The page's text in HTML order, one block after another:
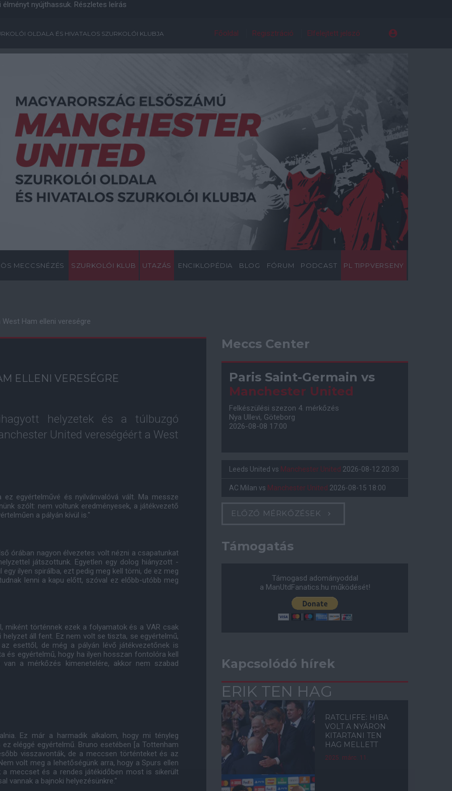
nyújthassuk. Részletes leírás
OLDALA ÉS HIVATALOS SZURKOLÓI KLUBJA Főoldal Regisztráció Elfelejtett jelszó
MECCSNÉZÉS SZURKOLÓI KLUB UTAZÁS ENCIKLOPÉDIA BLOG FÓRUM PODCAST PL TIPPVERSENY
Ham elleni vereségre
ELLENI VERESÉGRE
helyzetek és a túlbuzgó
United vereségéért a West
egyértelművé és nyilvánvalóvá vált. Ma messze
szólt: nem voltunk eredményesek, a játékvezető
a pályán kívül is."
órában nagyon élvezetes volt nézni a csapatunkat
játszottunk. Egyetlen egy dolog hiányzott -
ilyen spirálba, ezt pedig meg kell törni, de ez meg
lenni a kapu előtt, szóval ez előbb-utóbb meg
miként történnek ezek a folyamatok és a VAR csak
áll fent. Ez nem volt se tiszta, se egyértelmű,
esettől, de még a pályán lévő játékvezetőnek is
és egyértelmű, hogy ha ilyen hosszan fontolóra kell
a mérkőzés kimenetelére, akkor nem szabad
Ez már a harmadik alkalom, hogy mi tényleg
eléggé egyértelmű. Bruno esetében [a Tottenham
visszavonták, de a meccsen történteket és az
volt meg a lehetőségünk arra, hogy a Spurs ellen
meccset és a rendes játékidőben most is sikerült
vannak a bajnoki helyezésünkre."
Meccs Center
Paris Saint-Germain vs
Manchester United
Felkészülési szezon 4. mérkőzés
Nya Ullevi, Göteborg
2026-08-08 17:00
Leeds United vs Manchester United 2026-08-12 20:30
AC Milan vs Manchester United 2026-08-15 18:00
ELŐZŐ MÉRKŐZÉSEK
Támogatás
Támogasd adományoddal
a ManUtdFanatics.hu működését!
Kapcsolódó hírek
ERIK TEN HAG
RATCLIFFE: HIBA
VOLT A NYÁRON
KITARTANI TEN
HAG MELLETT
2025. márc. 11.